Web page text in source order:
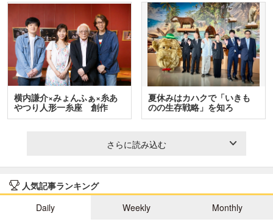
横内謙介×みょんふぁ×糸あ
やつり人形一糸座 創作
人…
夏休みはカハクで「いきも
のの生存戦略」を知ろ
う！ …
さらに読み込む
人気記事ランキング
Daily
Weekly Monthly